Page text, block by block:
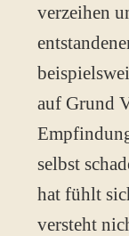
verzeihen
auf Grund
selbst
hat fühlt
versteht